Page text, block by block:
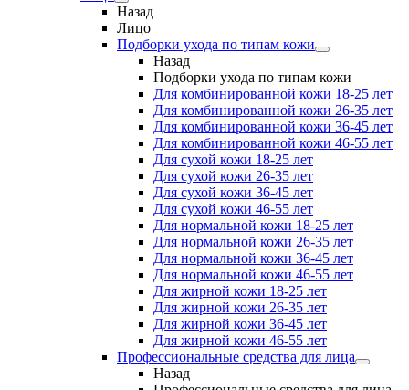
Назад
Лицо
Подборки ухода по типам кожи
Назад
Подборки ухода по типам кожи
Для комбинированной кожи 18-25 лет
Для комбинированной кожи 26-35 лет
Для комбинированной кожи 36-45 лет
Для комбинированной кожи 46-55 лет
Для сухой кожи 18-25 лет
Для сухой кожи 26-35 лет
Для сухой кожи 36-45 лет
Для сухой кожи 46-55 лет
Для нормальной кожи 18-25 лет
Для нормальной кожи 26-35 лет
Для нормальной кожи 36-45 лет
Для нормальной кожи 46-55 лет
Для жирной кожи 18-25 лет
Для жирной кожи 26-35 лет
Для жирной кожи 36-45 лет
Для жирной кожи 46-55 лет
Профессиональные средства для лица
Назад